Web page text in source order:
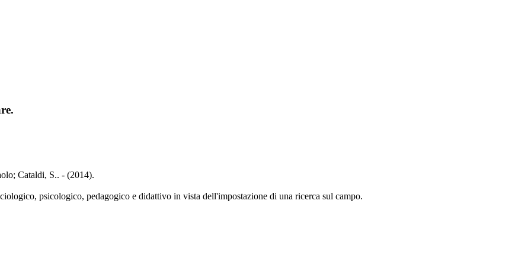
Cataldi, S.. - (2014).
psicologico, pedagogico e didattivo in vista dell'impostazione di una ricerca sul campo.